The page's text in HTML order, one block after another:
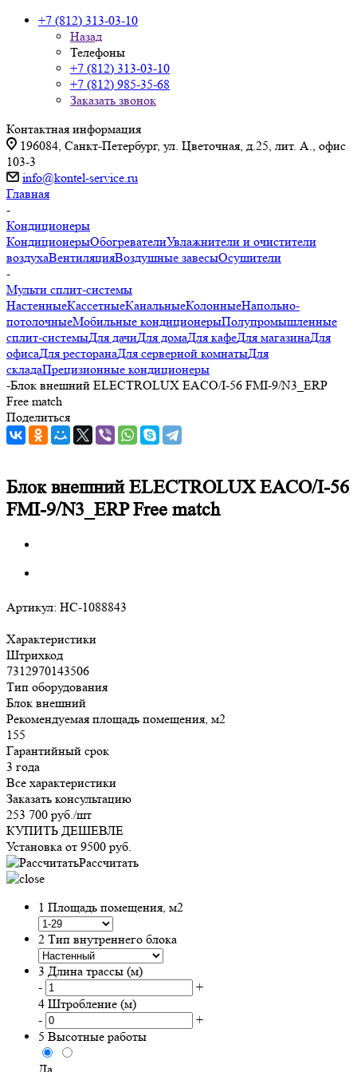
+7 (812) 313-03-10
Назад
Телефоны
+7 (812) 313-03-10
+7 (812) 985-35-68
Заказать звонок
Контактная информация
196084, Санкт-Петербург, ул. Цветочная, д.25, лит. А., офис
103-3
info@kontel-service.ru
Главная
-
Кондиционеры
КондиционерыОбогревателиУвлажнители и очистители
воздухаВентиляцияВоздушные завесыОсушители
-
Мульти сплит-системы
НастенныеКассетныеКанальныеКолонныеНапольно-
потолочныеМобильные кондиционерыПолупромышленные
сплит-системыДля дачиДля домаДля кафеДля магазинаДля
офисаДля ресторанаДля серверной комнатыДля
складаПрецизионные кондиционеры
-Блок внешний ELECTROLUX EACO/I-56 FMI-9/N3_ERP
Free match
Поделиться
Блок внешний ELECTROLUX EACO/I-56
FMI-9/N3_ERP Free match
Артикул: НС-1088843
Характеристики
Штрихкод
7312970143506
Тип оборудования
Блок внешний
Рекомендуемая площадь помещения, м2
155
Гарантийный срок
3 года
Все характеристики
Заказать консультацию
253 700 руб./шт
КУПИТЬ ДЕШЕВЛЕ
Установка от 9500 руб.
Рассчитать
1 Площадь помещения, м2
2 Тип внутреннего блока
3 Длина трассы (м)
-
+
4 Штробление (м)
-
+
5 Высотные работы